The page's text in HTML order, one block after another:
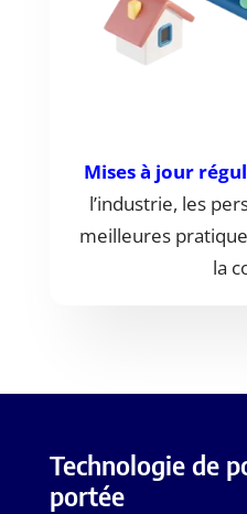
Mises à jour
l’industrie, les
meilleures
la
Technologie de
portée